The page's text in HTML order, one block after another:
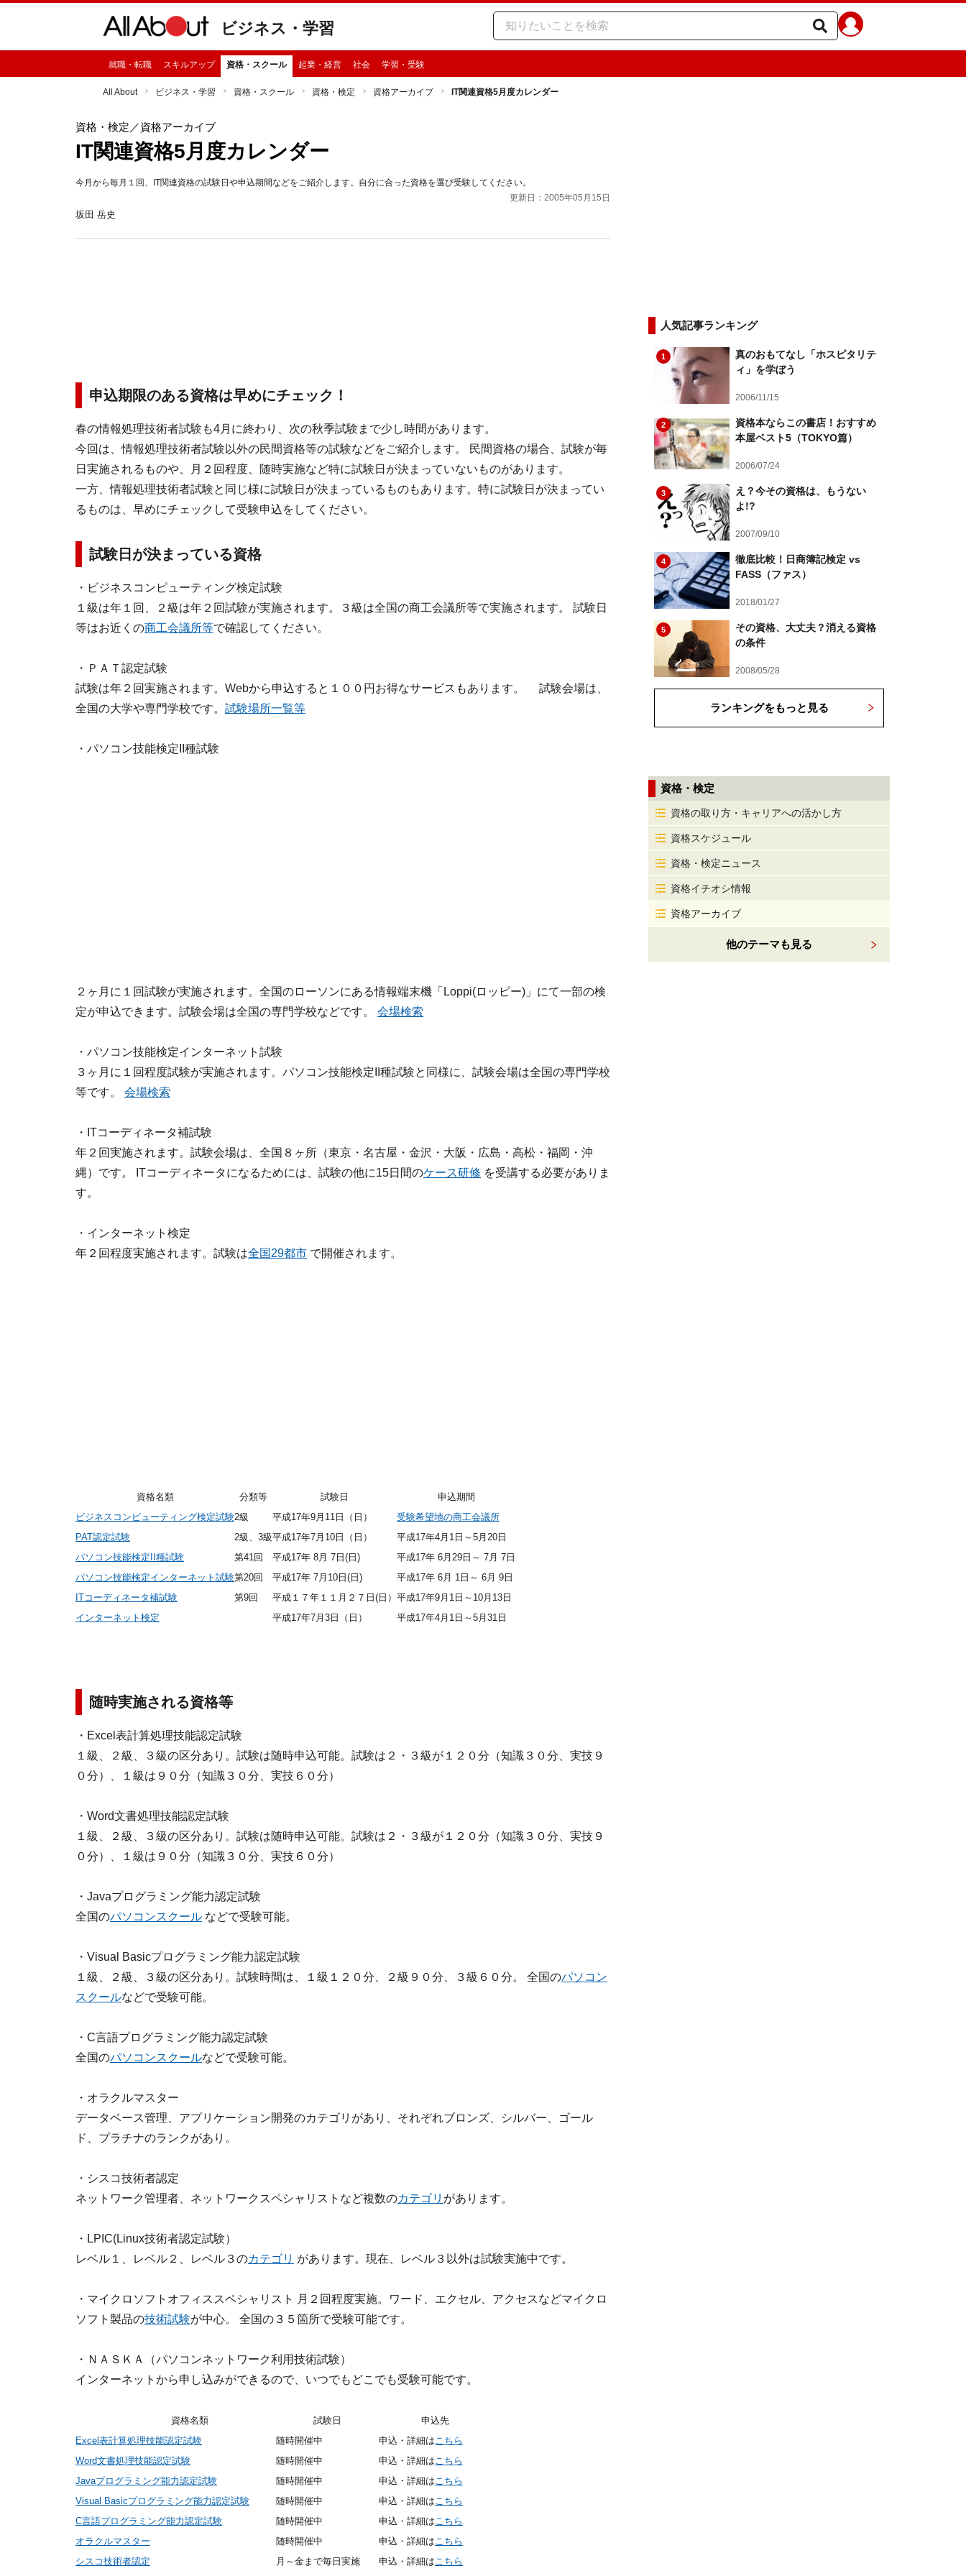
ビジネス・学習
就職・転職 スキルアップ 資格・スクール 起業・経営 社会 学習・受験
All About ビジネス・学習 資格・スクール 資格・検定 資格アーカイブ IT関連資格5月度カレンダー
資格・検定 ／資格アーカイブ
IT関連資格5月度カレンダー
今月から毎月１回、IT関連資格の試験日や申込期間などをご紹介します。自分に合った資格を選び受験してください。
更新日：2005年05月15日
坂田 岳史
申込期限のある資格は早めにチェック！
春の情報処理技術者試験も4月に終わり、次の秋季試験まで少し時間があります。
今回は、情報処理技術者試験以外の民間資格等の試験などをご紹介します。 民間資格の場合、試験が毎
日実施されるものや、月２回程度、随時実施など特に試験日が決まっていないものがあります。
一方、情報処理技術者試験と同じ様に試験日が決まっているものもあります。特に試験日が決まってい
るものは、早めにチェックして受験申込をしてください。
試験日が決まっている資格
・ビジネスコンピューティング検定試験
１級は年１回、２級は年２回試験が実施されます。３級は全国の商工会議所等で実施されます。 試験日
等はお近くの商工会議所等で確認してください。
・ＰＡＴ認定試験
試験は年２回実施されます。Webから申込すると１００円お得なサービスもあります。 試験会場は、
全国の大学や専門学校です。 試験場所一覧等
・パソコン技能検定II種試験
２ヶ月に１回試験が実施されます。全国のローソンにある情報端末機「Loppi(ロッピー)」にて一部の検
定が申込できます。試験会場は全国の専門学校などです。 会場検索
・パソコン技能検定インターネット試験
３ヶ月に１回程度試験が実施されます。パソコン技能検定II種試験と同様に、試験会場は全国の専門学校
等です。 会場検索
・ITコーディネータ補試験
年２回実施されます。試験会場は、全国８ヶ所（東京・名古屋・金沢・大阪・広島・高松・福岡・沖
縄）です。 ITコーディネータになるためには、試験の他に15日間のケース研修 を受講する必要がありま
す。
・インターネット検定
年２回程度実施されます。試験は全国29都市 で開催されます。
資格名類 分類等 試験日
申込期間
ビジネスコンピューティング検定試験2級 平成17年9月11日（日）
受験希望地の商工会議所
PAT認定試験
2級、3級平成17年7月10日（日）
平成17年4月1日～5月20日
パソコン技能検定II種試験
第41回 平成17年 8月 7日(日)
平成17年 6月29日～ 7月 7日
パソコン技能検定インターネット試験第20回 平成17年 7月10日(日)
平成17年 6月 1日～ 6月 9日
ITコーディネータ補試験
第9回 平成１７年１１月２７日(日） 平成17年9月1日～10月13日
インターネット検定
平成17年7月3日（日） 平成17年4月1日～5月31日
随時実施される資格等
・Excel表計算処理技能認定試験
１級、２級、３級の区分あり。試験は随時申込可能。試験は２・３級が１２０分（知識３０分、実技９
０分）、１級は９０分（知識３０分、実技６０分）
・Word文書処理技能認定試験
１級、２級、３級の区分あり。試験は随時申込可能。試験は２・３級が１２０分（知識３０分、実技９
０分）、１級は９０分（知識３０分、実技６０分）
・Javaプログラミング能力認定試験
全国のパソコンスクール などで受験可能。
・Visual Basicプログラミング能力認定試験
１級、２級、３級の区分あり。試験時間は、１級１２０分、２級９０分、３級６０分。 全国のパソコン
スクールなどで受験可能。
・C言語プログラミング能力認定試験
全国のパソコンスクールなどで受験可能。
・オラクルマスター
データベース管理、アプリケーション開発のカテゴリがあり、それぞれブロンズ、シルバー、ゴール
ド、プラチナのランクがあり。
・シスコ技術者認定
ネットワーク管理者、ネットワークスペシャリストなど複数のカテゴリ があります。
・LPIC(Linux技術者認定試験）
レベル１、レベル２、レベル３のカテゴリ があります。現在、レベル３以外は試験実施中です。
・マイクロソフトオフィススペシャリスト 月２回程度実施。ワード、エクセル、アクセスなどマイクロ
ソフト製品の技術試験が中心。 全国の３５箇所で受験可能です。
・ＮＡＳＫＡ（パソコンネットワーク利用技術試験）
インターネットから申し込みができるので、いつでもどこでも受験可能です。
資格名類 試験日
申込先
Excel表計算処理技能認定試験
随時開催中 申込・詳細はこちら
Word文書処理技能認定試験
随時開催中 申込・詳細はこちら
Javaプログラミング能力認定試験
随時開催中 申込・詳細はこちら
Visual Basicプログラミング能力認定試験
随時開催中 申込・詳細はこちら
C言語プログラミング能力認定試験
随時開催中 申込・詳細はこちら
オラクルマスター
随時開催中 申込・詳細はこちら
シスコ技術者認定
月～金まで毎日実施 申込・詳細はこちら
人気記事ランキング
1
真のおもてなし「ホスピタリテ
ィ」を学ぼう
2006/11/15
2
資格本ならこの書店！おすすめ
本屋ベスト5（TOKYO篇）
2006/07/24
3
え？今その資格は、もうない
よ!?
2007/09/10
4
徹底比較！日商簿記検定 vs
FASS（ファス）
2018/01/27
5
その資格、大丈夫？消える資格
の条件
2008/05/28
ランキングをもっと見る
資格・検定
資格の取り方・キャリアへの活かし方
資格スケジュール
資格・検定ニュース
資格イチオシ情報
資格アーカイブ
他のテーマも見る